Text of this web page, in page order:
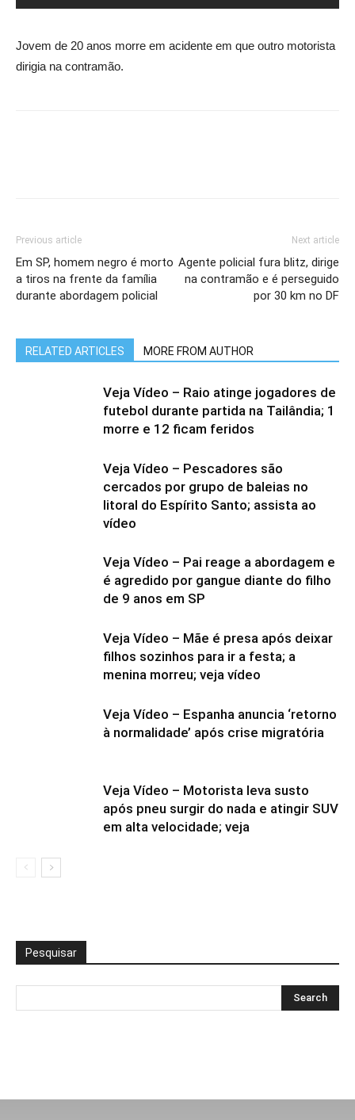
Jovem de 20 anos morre em acidente em que outro motorista
dirigia na contramão.
Previous article
Em SP, homem negro é morto
a tiros na frente da família
durante abordagem policial
Next article
Agente policial fura blitz, dirige
na contramão e é perseguido
por 30 km no DF
RELATED ARTICLES MORE FROM AUTHOR
Veja Vídeo – Raio atinge jogadores de
futebol durante partida na Tailândia; 1
morre e 12 ficam feridos
Veja Vídeo – Pescadores são
cercados por grupo de baleias no
litoral do Espírito Santo; assista ao
vídeo
Veja Vídeo – Pai reage a abordagem e
é agredido por gangue diante do filho
de 9 anos em SP
Veja Vídeo – Mãe é presa após deixar
filhos sozinhos para ir a festa; a
menina morreu; veja vídeo
Veja Vídeo – Espanha anuncia ‘retorno
à normalidade’ após crise migratória
Veja Vídeo – Motorista leva susto
após pneu surgir do nada e atingir SUV
em alta velocidade; veja
Pesquisar